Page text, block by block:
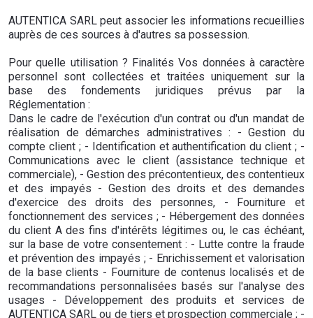
AUTENTICA SARL peut associer les informations recueillies
auprès de ces sources à d'autres sa possession.
Pour quelle utilisation ? Finalités Vos données à caractère
personnel sont collectées et traitées uniquement sur la
base des fondements juridiques prévus par la
Réglementation :
Dans le cadre de l'exécution d'un contrat ou d'un mandat de
réalisation de démarches administratives : - Gestion du
compte client ; - Identification et authentification du client ; -
Communications avec le client (assistance technique et
commerciale), - Gestion des précontentieux, des contentieux
et des impayés - Gestion des droits et des demandes
d'exercice des droits des personnes, - Fourniture et
fonctionnement des services ; - Hébergement des données
du client A des fins d'intérêts légitimes ou, le cas échéant,
sur la base de votre consentement : - Lutte contre la fraude
et prévention des impayés ; - Enrichissement et valorisation
de la base clients - Fourniture de contenus localisés et de
recommandations personnalisées basés sur l'analyse des
usages - Développement des produits et services de
AUTENTICA SARL ou de tiers et prospection commerciale ; -